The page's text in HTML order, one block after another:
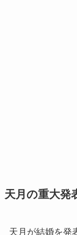
天月の重大発
天月が結婚を発